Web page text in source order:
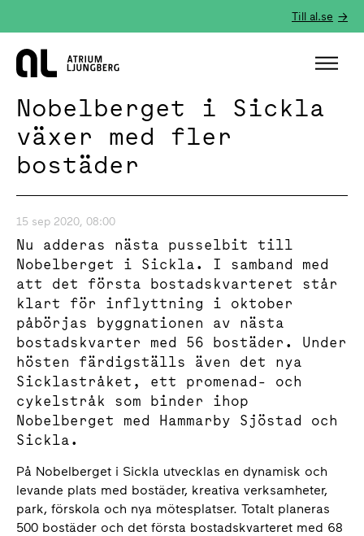
Till al.se
Hem
Nobelberget i Sickla
växer med fler
bostäder
15 sep 2020, 08:00
Nu adderas nästa pusselbit till
Nobelberget i Sickla. I samband med
att det första bostadskvarteret står
klart för inflyttning i oktober
påbörjas byggnationen av nästa
bostadskvarter med 56 bostäder. Under
hösten färdigställs även det nya
Sicklastråket, ett promenad- och
cykelstråk som binder ihop
Nobelberget med Hammarby Sjöstad och
Sickla.
På Nobelberget i Sickla utvecklas en dynamisk och
levande plats med bostäder, kreativa verksamheter,
park, förskola och nya mötesplatser. Totalt planeras
500 bostäder och det första bostadskvarteret med 68